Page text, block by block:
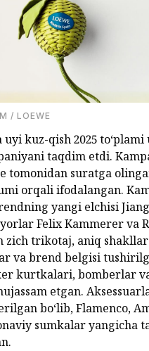
/ LOEWE
uyi kuz-qish 2025 to‘plami
taqdim etdi.
tomonidan suratga
orqali ifodalangan.
yangi elchisi
Felix Kammerer va
zich trikotaj, aniq
va brend belgisi
kurtkalari, bomberlar
etgan.
bo‘lib, Flamenco,
sumkalar yangicha